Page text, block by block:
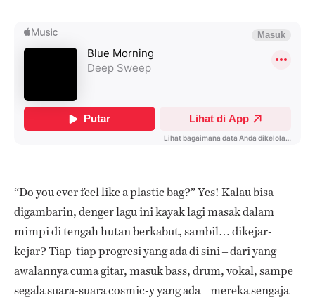
“Do you ever feel like a plastic bag?” Yes! Kalau bisa
digambarin, denger lagu ini kayak lagi masak dalam
mimpi di tengah hutan berkabut, sambil… dikejar-
kejar?Tiap-tiap progresi yang ada di sini – dari yang
awalannya cuma gitar, masuk bass, drum, vokal, sampe
segala suara-suara cosmic-y yang ada – mereka sengaja